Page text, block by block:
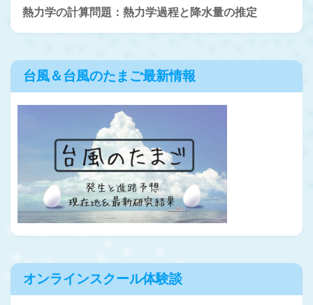
熱力学の計算問題：熱力学過程と降水量の推定
台風＆台風のたまご最新情報
オンラインスクール体験談